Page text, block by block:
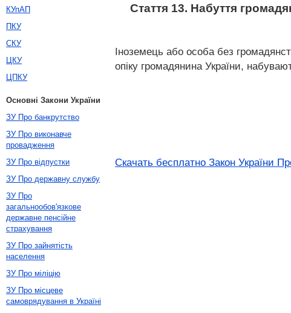
Стаття 13. Набуття
Іноземець або особа без
опіку громадянина України,
Скачать бесплатно Закон України
КУпАП
ПКУ
СКУ
ЦКУ
ЦПКУ
Основні Закони України
ЗУ Про банкрутство
ЗУ Про виконавче
провадження
ЗУ Про відпустки
ЗУ Про державну службу
ЗУ Про
загальнообов'язкове
державне пенсійне
страхування
ЗУ Про зайнятість
населення
ЗУ Про міліцію
ЗУ Про місцеве
самоврядування в Україні